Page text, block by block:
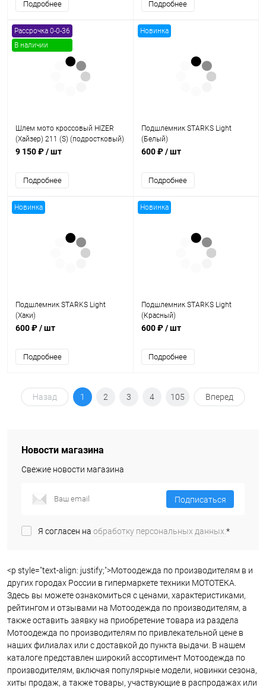
Подробнее Подробнее
Рассрочка 0-0-36
В наличии
Шлем мото кроссовый HIZER
(Хайзер) 211 (S) (подростковый)
9 150 ₽/ шт
Подробнее
Новинка
Подшлемник STARKS Light
(Белый)
600 ₽/ шт
Подробнее
Новинка
Подшлемник STARKS Light
(Хаки)
600 ₽/ шт
Подробнее
Новинка
Подшлемник STARKS Light
(Красный)
600 ₽/ шт
Подробнее
Назад 1 2 3 4 105 Вперед
Новости магазина
Свежие новости магазина
Подписаться
Я согласен на обработку персональных данных.*
<p style="text-align: justify;">Мотоодежда по производителям в и
других городах России в гипермаркете техники МОТОТЕКА.
Здесь вы можете ознакомиться с ценами, характеристиками,
рейтингом и отзывами на Мотоодежда по производителям, а
также оставить заявку на приобретение товара из раздела
Мотоодежда по производителям по привлекательной цене в
наших филиалах или с доставкой до пункта выдачи. В нашем
каталоге представлен широкий ассортимент Мотоодежда по
производителям, включая популярные модели, новинки сезона,
хиты продаж, а также товары, участвующие в распродажах или